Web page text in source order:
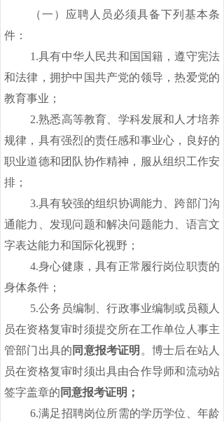
（一）应聘人员必须具备下列基本条
件：
1.具有中华人民共和国国籍，遵守宪法
和法律，拥护中国共产党的领导，热爱党的
教育事业；
2.熟悉高等教育、学科发展和人才培养
规律，具有强烈的责任感和事业心，良好的
职业道德和团队协作精神，服从组织工作安
排；
3.具有较强的组织协调能力、跨部门沟
通能力、发现问题和解决问题能力、语言文
字表达能力和国际化视野；
4.身心健康，具有正常履行岗位职责的
身体条件；
5.公务员编制、行政事业编制或员额人
员在资格复审时须提交所在工作单位人事主
管部门出具的 同意报考证明 。博士后在站人
员在资格复审时须出具由合作导师和流动站
签字盖章的 同意报考证明；
6.满足招聘岗位所需的学历学位、年龄